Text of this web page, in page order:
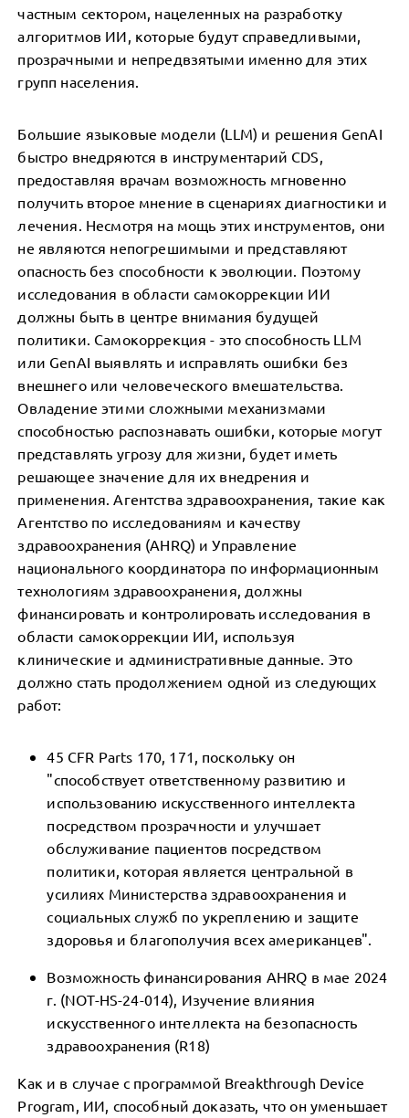
частным сектором, нацеленных на разработку
алгоритмов ИИ, которые будут справедливыми,
прозрачными и непредвзятыми именно для этих
групп населения.
Большие языковые модели (LLM) и решения GenAI
быстро внедряются в инструментарий CDS,
предоставляя врачам возможность мгновенно
получить второе мнение в сценариях диагностики и
лечения. Несмотря на мощь этих инструментов, они
не являются непогрешимыми и представляют
опасность без способности к эволюции. Поэтому
исследования в области самокоррекции ИИ
должны быть в центре внимания будущей
политики. Самокоррекция - это способность LLM
или GenAI выявлять и исправлять ошибки без
внешнего или человеческого вмешательства.
Овладение этими сложными механизмами
способностью распознавать ошибки, которые могут
представлять угрозу для жизни, будет иметь
решающее значение для их внедрения и
применения. Агентства здравоохранения, такие как
Агентство по исследованиям и качеству
здравоохранения (AHRQ) и Управление
национального координатора по информационным
технологиям здравоохранения, должны
финансировать и контролировать исследования в
области самокоррекции ИИ, используя
клинические и административные данные. Это
должно стать продолжением одной из следующих
работ:
45 CFR Parts 170, 171, поскольку он
"способствует ответственному развитию и
использованию искусственного интеллекта
посредством прозрачности и улучшает
обслуживание пациентов посредством
политики, которая является центральной в
усилиях Министерства здравоохранения и
социальных служб по укреплению и защите
здоровья и благополучия всех американцев".
Возможность финансирования AHRQ в мае 2024
г. (NOT-HS-24-014), Изучение влияния
искусственного интеллекта на безопасность
здравоохранения (R18)
Как и в случае с программой Breakthrough Device
Program, ИИ, способный доказать, что он уменьшает